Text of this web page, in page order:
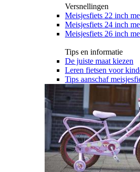
Versnellingen
Meisjesfiets 22 inch
Meisjesfiets 24 inch
Meisjesfiets 26 inch
Tips en informatie
De juiste maat kiezen
Leren fietsen voor
Tips aanschaf